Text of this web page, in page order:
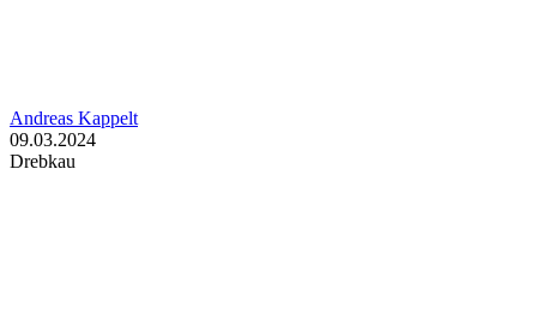
Andreas Kappelt
09.03.2024
Drebkau